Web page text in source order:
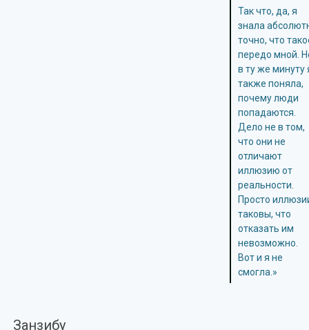
Так что, да, я
знала
точно, что
передо мной.
в ту же минуту
также поняла,
почему люди
попадаются.
Дело не в том,
что они не
отличают
иллюзию от
реальности.
Просто
таковы, что
отказать им
невозможно.
Вот и я не
смогла.»
Занзибу